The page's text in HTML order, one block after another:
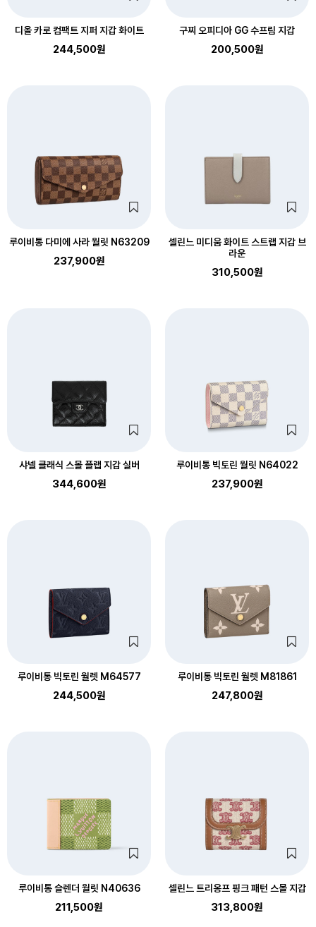
디올 카로 컴팩트 지퍼 지갑 화이트
244,500원
구찌 오피디아 GG 수프림 지갑
200,500원
루이비통 다미에 사라 월릿 N63209
237,900원
셀린느 미디움 화이트 스트랩 지갑 브
라운
310,500원
샤넬 클래식 스몰 플랩 지갑 실버
344,600원
루이비통 빅토린 월릿 N64022
237,900원
루이비통 빅토린 월렛 M64577
244,500원
루이비통 빅토린 월렛 M81861
247,800원
루이비통 슬렌더 월릿 N40636
211,500원
셀린느 트리옹프 핑크 패턴 스몰 지갑
313,800원